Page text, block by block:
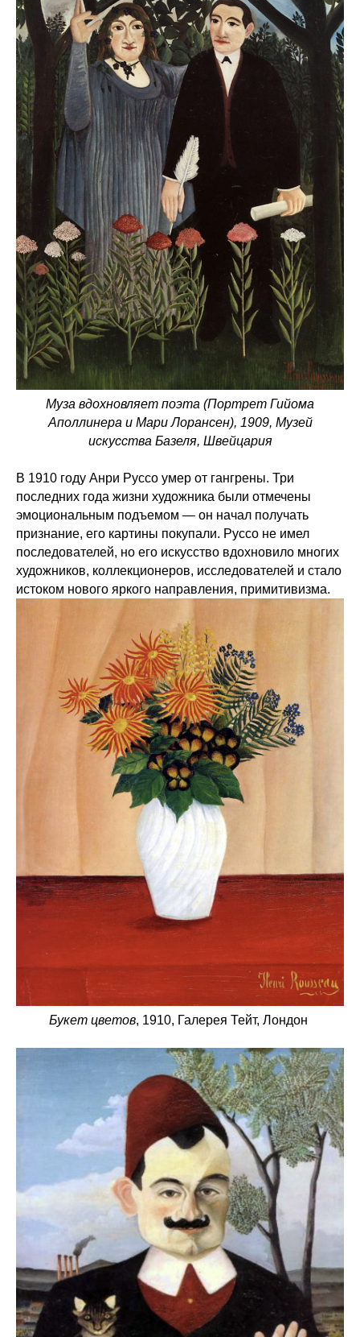
Муза вдохновляет поэта (Портрет Гийома
Аполлинера и Мари Лорансен), 1909, Музей
искусства Базеля, Швейцария
В 1910 году Анри Руссо умер от гангрены. Три
последних года жизни художника были отмечены
эмоциональным подъемом — он начал получать
признание, его картины покупали. Руссо не имел
последователей, но его искусство вдохновило многих
художников, коллекционеров, исследователей и стало
истоком нового яркого направления, примитивизма.
Букет цветов, 1910, Галерея Тейт, Лондон